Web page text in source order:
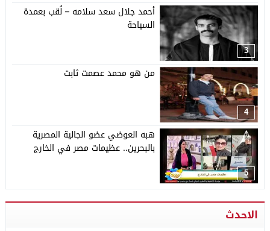
3
أحمد جلال سعد سلامه – لُقب بعمدة
السياحة
4
من هو محمد عصمت ثابت
5
هبه العوضي عضو الجالية المصرية
بالبحرين.. عظيمات مصر في الخارج
الاحدث